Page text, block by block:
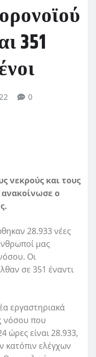
351
0
νεκρούς και τους
ο
28.933 νέες
μας
Οι
σε 351 έναντι
εργαστηριακά
νόσου που
ώρες είναι 28.933,
κατόπιν ελέγχων